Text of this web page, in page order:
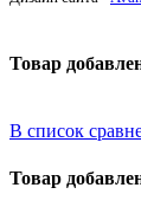
Товар
В список
Товар